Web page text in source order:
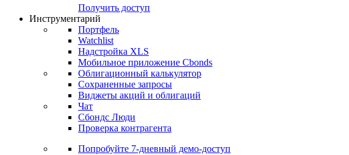
Получить доступ
Инструментарий
Портфель
Watchlist
Надстройка XLS
Мобильное приложение Cbonds
Облигационный калькулятор
Сохраненные запросы
Виджеты акций и облигаций
Чат
Сбондс Люди
Проверка контрагента
Попробуйте 7-дневный демо-доступ